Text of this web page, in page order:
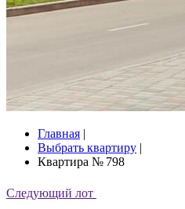
Главная |
Выбрать квартиру |
Квартира № 798
Следующий лот